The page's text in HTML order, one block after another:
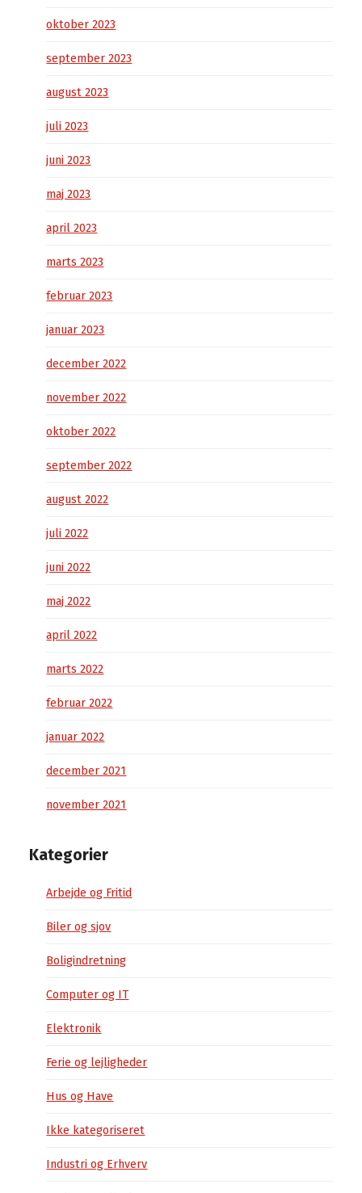
oktober 2023
september 2023
august 2023
juli 2023
juni 2023
maj 2023
april 2023
marts 2023
februar 2023
januar 2023
december 2022
november 2022
oktober 2022
september 2022
august 2022
juli 2022
juni 2022
maj 2022
april 2022
marts 2022
februar 2022
januar 2022
december 2021
november 2021
Kategorier
Arbejde og Fritid
Biler og sjov
Boligindretning
Computer og IT
Elektronik
Ferie og lejligheder
Hus og Have
Ikke kategoriseret
Industri og Erhverv